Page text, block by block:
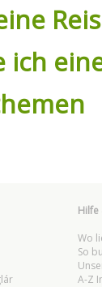
ich
Hilfe
Wo
So
A-Z